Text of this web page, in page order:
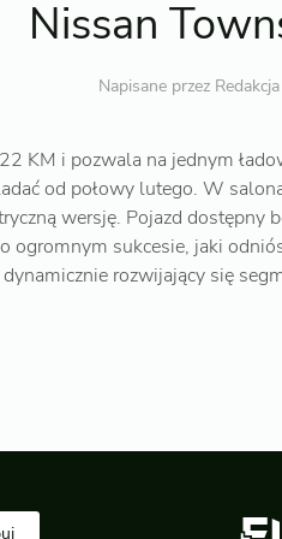
Nissan
Napisane przez Redakcja
KM i pozwala na jednym
od połowy lutego. W
wersję. Pojazd dostępny
ogromnym sukcesie, jaki
rozwijający się